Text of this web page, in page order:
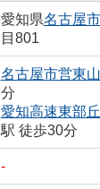
愛知県名古屋
目801
名古屋市営東
分
愛知高速東部
駅 徒歩30分
-